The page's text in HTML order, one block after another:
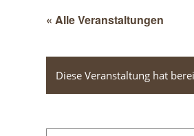
« Alle Veranstaltungen
Diese Veranstaltung hat